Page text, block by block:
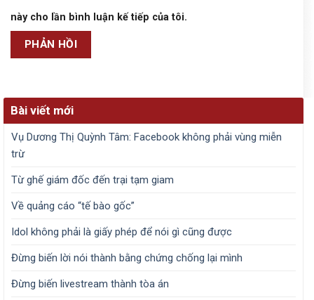
này cho lần bình luận kế tiếp của tôi.
Bài viết mới
Vụ Dương Thị Quỳnh Tâm: Facebook không phải vùng miễn
trừ
Từ ghế giám đốc đến trại tạm giam
Về quảng cáo “tế bào gốc”
Idol không phải là giấy phép để nói gì cũng được
Đừng biến lời nói thành bằng chứng chống lại mình
Đừng biến livestream thành tòa án